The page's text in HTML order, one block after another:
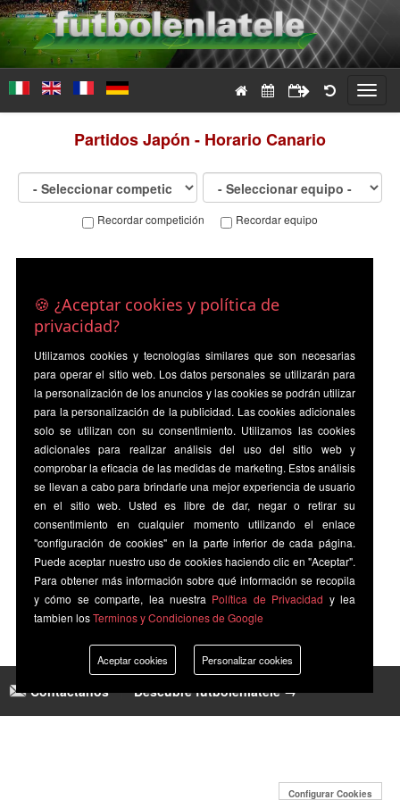
PartidosJapón - Horario Canario
Recordar competición Recordar equipo
Contáctanos|Descubre futbolenlatele →
Configurar Cookies
🍪 ¿Aceptar cookies y política de
privacidad?
Utilizamos cookies y tecnologías similares que son necesarias
para operar el sitio web. Los datos personales se utilizarán para
la personalización de los anuncios y las cookies se podrán utilizar
para la personalización de la publicidad. Las cookies adicionales
solo se utilizan con su consentimiento. Utilizamos las cookies
adicionales para realizar análisis del uso del sitio web y
comprobar la eficacia de las medidas de marketing. Estos análisis
se llevan a cabo para brindarle una mejor experiencia de usuario
en el sitio web. Usted es libre de dar, negar o retirar su
consentimiento en cualquier momento utilizando el enlace
"configuración de cookies" en la parte inferior de cada página.
Puede aceptar nuestro uso de cookies haciendo clic en "Aceptar".
Para obtener más información sobre qué información se recopila
y cómo se comparte, lea nuestra Política de Privacidad y lea
tambien losTerminos y Condiciones de Google
Aceptar cookies Personalizar cookies